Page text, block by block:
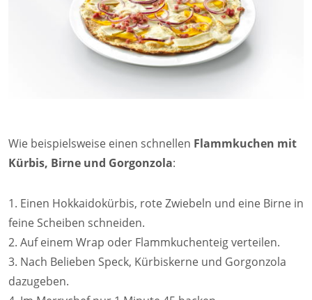
Wie beispielsweise einen schnellen Flammkuchen mit
Kürbis, Birne und Gorgonzola:
1. Einen Hokkaidokürbis, rote Zwiebeln und eine Birne in
feine Scheiben schneiden.
2. Auf einem Wrap oder Flammkuchenteig verteilen.
3. Nach Belieben Speck, Kürbiskerne und Gorgonzola
dazugeben.